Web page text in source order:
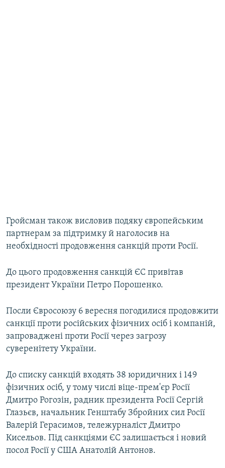
Гройсман також висловив подяку європейським
партнерам за підтримку й наголосив на
необхідності продовження санкцій проти Росії.
До цього продовження санкцій ЄС привітав
президент України Петро Порошенко.
Посли Євросоюзу 6 вересня погодилися продовжити
санкції проти російських фізичних осіб і компаній,
запроваджені проти Росії через загрозу
суверенітету України.
До списку санкцій входять 38 юридичних і 149
фізичних осіб, у тому числі віце-прем'єр Росії
Дмитро Рогозін, радник президента Росії Сергій
Глазьєв, начальник Генштабу Збройних сил Росії
Валерій Герасимов, тележурналіст Дмитро
Кисельов. Під санкціями ЄС залишається і новий
посол Росії у США Анатолій Антонов.